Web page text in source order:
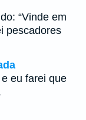
“Vinde em
pescadores
eu farei que